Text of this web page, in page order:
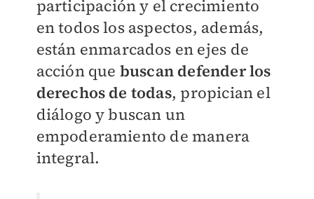
participación y el crecimiento
en todos los aspectos, además,
están enmarcados en ejes de
acción que buscan defender los
derechos de todas, propician el
diálogo y buscan un
empoderamiento de manera
integral.